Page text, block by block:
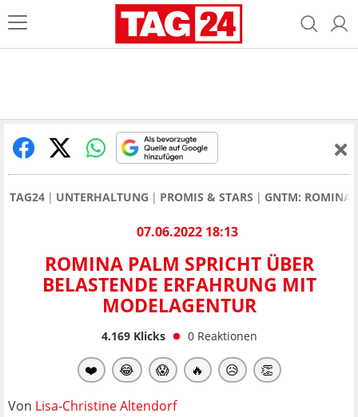
TAG24 UNTERHALTUNG PROMIS & STARS GNTM: ROMINA
07.06.2022 18:13
ROMINA PALM SPRICHT ÜBER
BELASTENDE ERFAHRUNG MIT
MODELAGENTUR
4.169Klicks 0 Reaktionen
❤️ 😂 😱 🔥 😥 👏
Von Lisa-Christine Altendorf